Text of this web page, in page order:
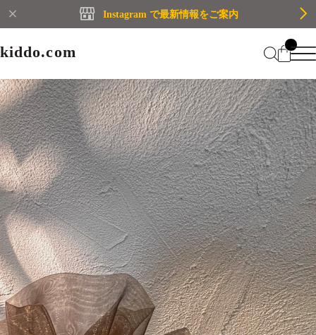
Instagram で最新情報をご案内
kiddo.com
kiddo.com
Home
About
Category
CATEGORY
WOMEN
MEN
BRAND
WOMEN
MEN
Membership
Guide
Mypage
Login
Information
Contact
プライバシーポリシー
特定商取引法に基づく表記
会員規約